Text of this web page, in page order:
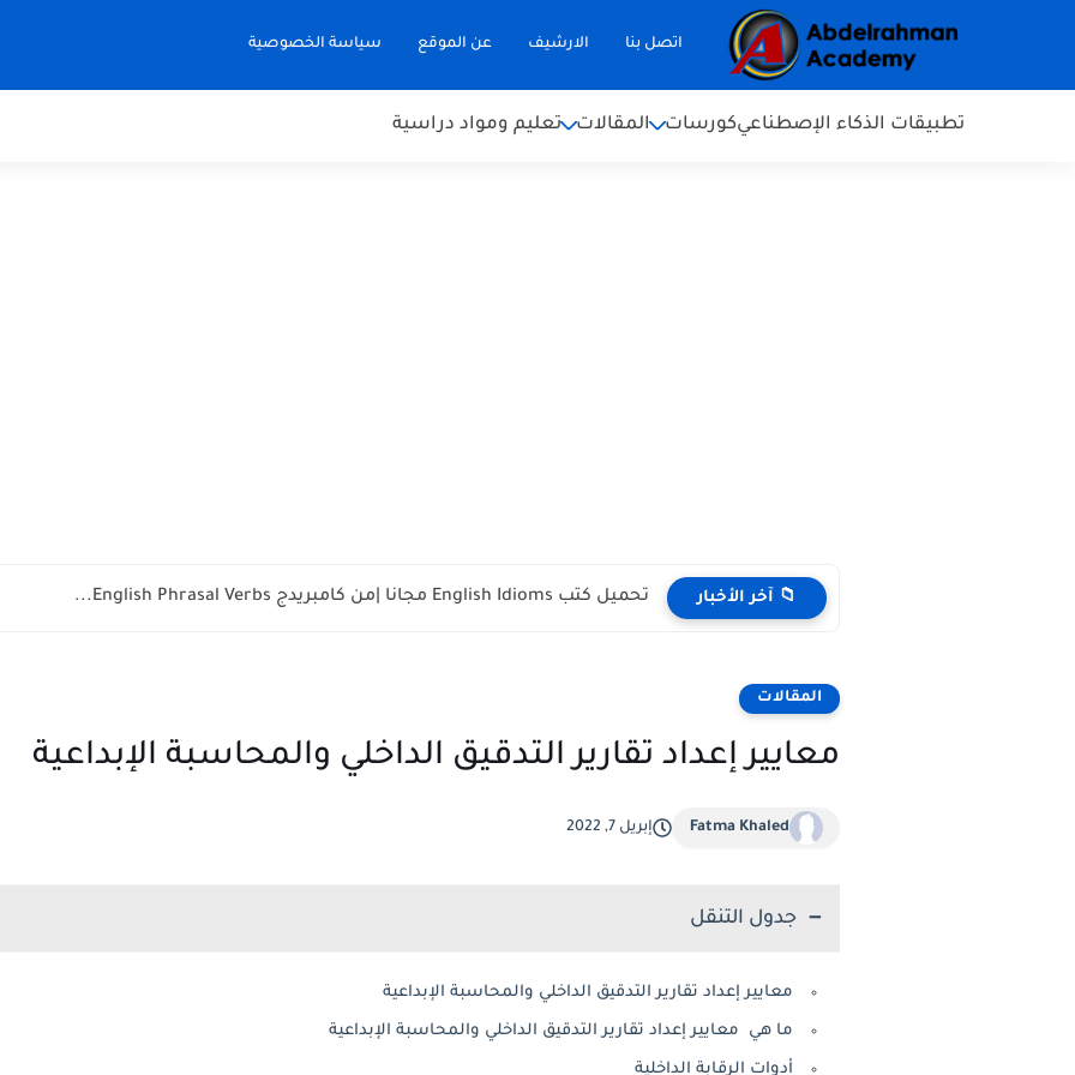
اتصل بنا الارشيف عن الموقع سياسة الخصوصية
تطبيقات الذكاء الإصطناعيكورسات المقالات تعليم ومواد دراسية
📁 آخر الأخبار تحميل كتب English Idioms مجانا |من كامبريدج English Phrasal Verbs...
المقالات
معايير إعداد تقارير التدقيق الداخلي والمحاسبة الإبداعية
Fatma Khaled إبريل 7, 2022
جدول التنقل
معايير إعداد تقارير التدقيق الداخلي والمحاسبة الإبداعية
ما هي معايير إعداد تقارير التدقيق الداخلي والمحاسبة الإبداعية
أدوات الرقابة الداخلية